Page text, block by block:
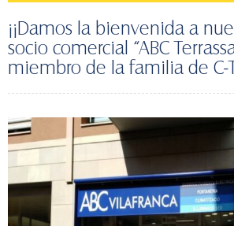
¡¡Damos la bienvenida a
socio comercial “ABC
miembro de la familia de C-